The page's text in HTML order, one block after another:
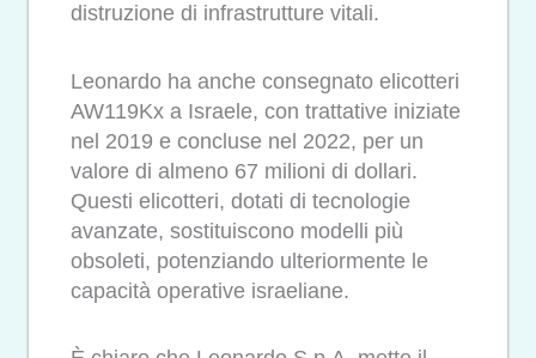
distruzione di infrastrutture vitali.
Leonardo ha anche consegnato elicotteri
AW119Kx a Israele, con trattative iniziate
nel 2019 e concluse nel 2022, per un
valore di almeno 67 milioni di dollari.
Questi elicotteri, dotati di tecnologie
avanzate, sostituiscono modelli più
obsoleti, potenziando ulteriormente le
capacità operative israeliane.